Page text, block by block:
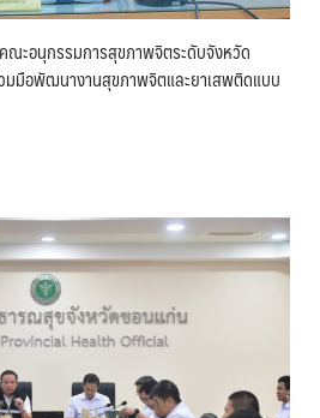
ะอนุกรรมการสุขภาพจิตระดับจังหวัด
มมือพัฒนางานสุขภาพจิตและยาเสพติดแบบ